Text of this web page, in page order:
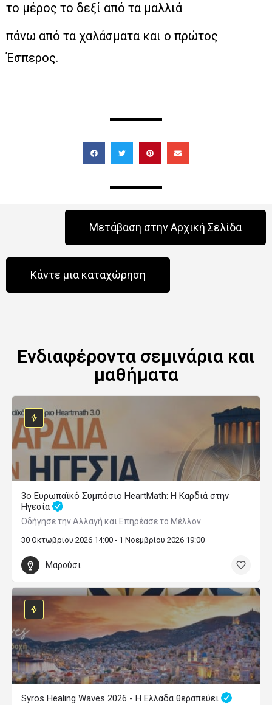
το μέρος το δεξί από τα μαλλιά
πάνω από τα χαλάσματα και ο πρώτος
Έσπερος.
Μετάβαση στην Αρχική Σελίδα
Κάντε μια καταχώρηση
Ενδιαφέροντα σεμινάρια και
μαθήματα
3ο Ευρωπαϊκό Συμπόσιο HeartMath: Η Καρδιά στην
Ηγεσία
Οδήγησε την Αλλαγή και Επηρέασε το Μέλλον
30 Οκτωβρίου 2026 14:00 - 1 Νοεμβρίου 2026 19:00
Μαρούσι
Syros Healing Waves 2026 - Η Ελλάδα θεραπεύει